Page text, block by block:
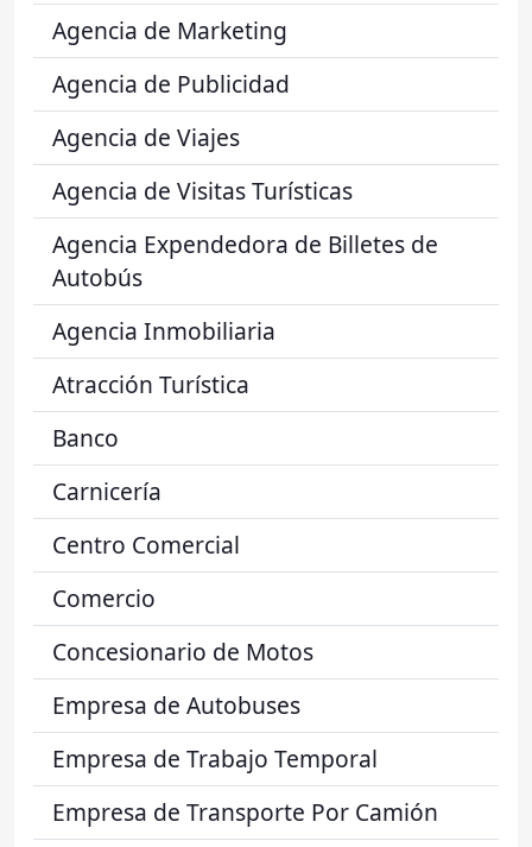
Agencia de Marketing
Agencia de Publicidad
Agencia de Viajes
Agencia de Visitas Turísticas
Agencia Expendedora de Billetes de
Autobús
Agencia Inmobiliaria
Atracción Turística
Banco
Carnicería
Centro Comercial
Comercio
Concesionario de Motos
Empresa de Autobuses
Empresa de Trabajo Temporal
Empresa de Transporte Por Camión